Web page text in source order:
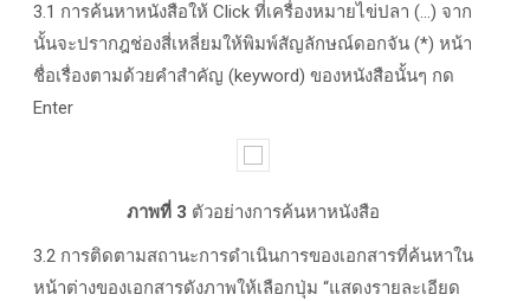
3.1 การค้นหาหนังสือให้ Click ที่เครื่องหมายไข่ปลา (...) จาก
นั้นจะปรากฎช่องสี่เหลี่ยมให้พิมพ์สัญลักษณ์ดอกจัน (*) หน้า
ชื่อเรื่องตามด้วยคำสำคัญ (keyword) ของหนังสือนั้นๆ กด
Enter
ภาพที่ 3 ตัวอย่างการค้นหาหนังสือ
3.2 การติดตามสถานะการดำเนินการของเอกสารที่ค้นหาใน
หน้าต่างของเอกสารดังภาพให้เลือกปุ่ม “แสดงรายละเอียด